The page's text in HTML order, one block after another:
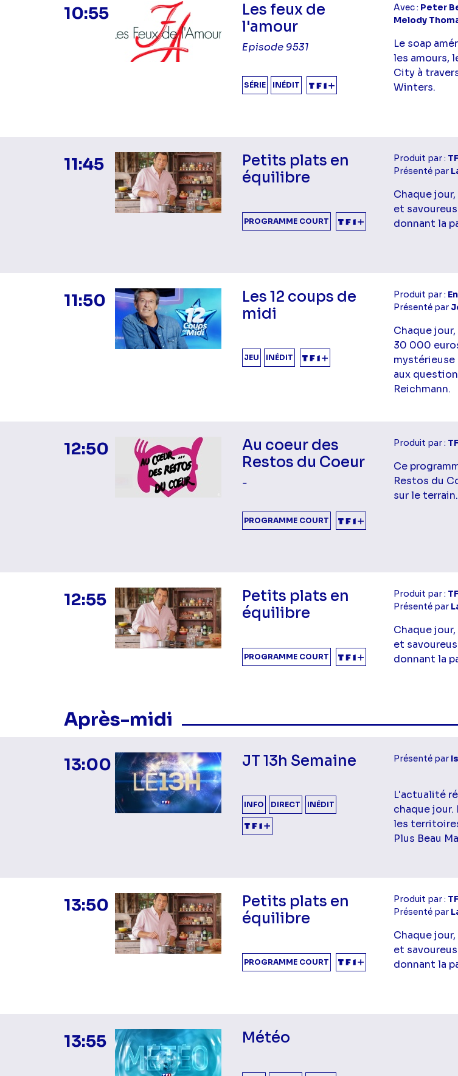
10:55
Les feux de
l'amour
Episode 9531
SÉRIE INÉDIT
Avec : Peter
Melody
Le soap
les amours,
City à
Winters.
11:45
Petits plats en
équilibre
PROGRAMME COURT
Produit par :
Présenté par
Chaque
et
donnant la
11:50
Les 12 coups de
midi
JEU INÉDIT
Produit par :
Présenté par
Chaque
30 000
mystérieuse
aux
Reichmann.
12:50
Au coeur des
Restos du Coeur
-
PROGRAMME COURT
Produit par :
Ce
Restos du
sur le terrain.
12:55
Petits plats en
équilibre
PROGRAMME COURT
Produit par :
Présenté par
Chaque
et
donnant la
Après-midi
Masquer les programmes Après-midi
13:00 JT 13h Semaine
INFO DIRECT INÉDIT
Présenté par
L'actualité
chaque jour.
les
Plus Beau
13:50
Petits plats en
équilibre
PROGRAMME COURT
Produit par :
Présenté par
Chaque
et
donnant la
13:55 Météo